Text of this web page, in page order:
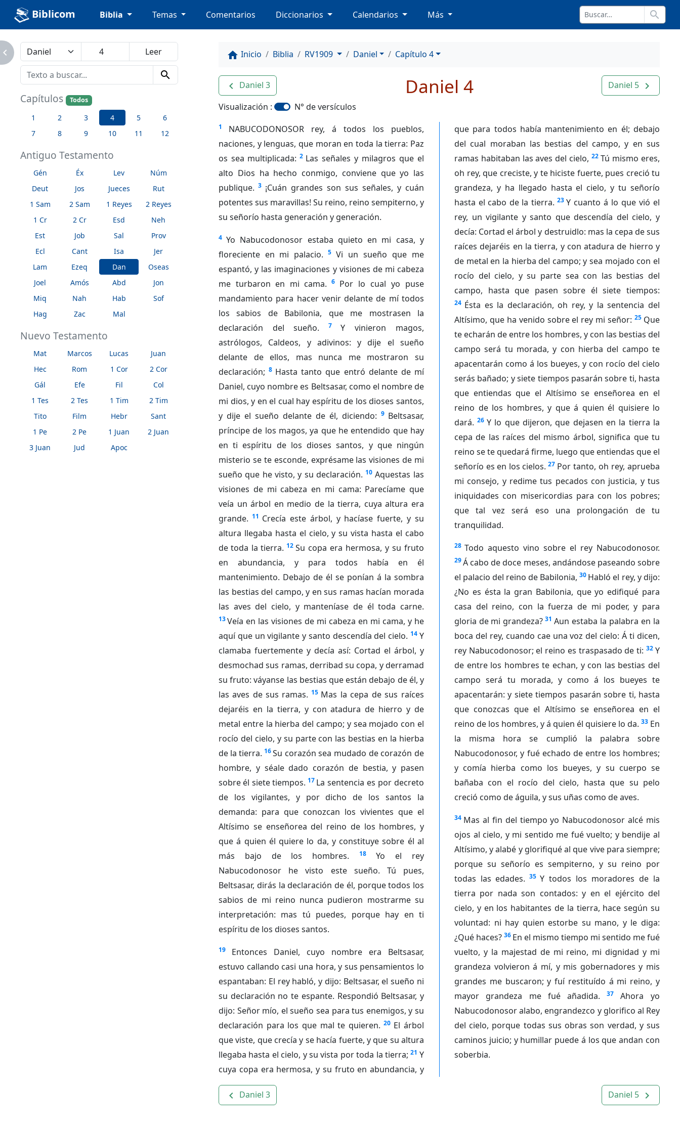
Biblicom Biblia Temas Comentarios Diccionarios Calendarios Más search
search
Capítulos Todos
1 2 3 4 5
6
7
8 9 10 11 12
Antiguo Testamento
Gén Éx Lev
Núm
Deut
Jos Jueces
Rut
1 Sam
2 Sam 1 Reyes
2 Reyes
1 Cr
2 Cr Esd
Neh
Est
Job Sal
Prov
Ecl
Cant Isa
Jer
Lam
Ezeq Dan
Oseas
Joel
Amós Abd
Jon
Miq
Nah Hab
Sof
Hag
Zac Mal
Nuevo Testamento
Mat Marcos Lucas
Juan
Hec
Rom 1 Cor
2 Cor
Gál
Efe Fil
Col
1 Tes
2 Tes 1 Tim
2 Tim
Tito
Film Hebr
Sant
1 Pe
2 Pe 1 Juan
2 Juan
3 Juan
Jud Apoc
home Inicio Biblia RV1909 Daniel Capítulo 4
navigate_before Daniel 3 Daniel 5 navigate_next
Daniel 4
Visualización : N° de versículos
1
NABUCODONOSOR rey, á todos los pueblos,
naciones, y lenguas, que moran en toda la tierra: Paz
os sea multiplicada: 2 Las señales y milagros que el
alto Dios ha hecho conmigo, conviene que yo las
publique. 3 ¡Cuán grandes son sus señales, y cuán
potentes sus maravillas! Su reino, reino sempiterno, y
su señorío hasta generación y generación.
4 Yo Nabucodonosor estaba quieto en mi casa, y
floreciente en mi palacio. 5 Vi un sueño que me
espantó, y las imaginaciones y visiones de mi cabeza
me turbaron en mi cama. 6 Por lo cual yo puse
mandamiento para hacer venir delante de mí todos
los sabios de Babilonia, que me mostrasen la
declaración del sueño.
7
Y vinieron magos,
astrólogos, Caldeos, y adivinos: y dije el sueño
delante de ellos, mas nunca me mostraron su
declaración; 8 Hasta tanto que entró delante de mí
Daniel, cuyo nombre es Beltsasar, como el nombre de
mi dios, y en el cual hay espíritu de los dioses santos,
y dije el sueño delante de él, diciendo: 9 Beltsasar,
príncipe de los magos, ya que he entendido que hay
en ti espíritu de los dioses santos, y que ningún
misterio se te esconde, exprésame las visiones de mi
sueño que he visto, y su declaración. 10 Aquestas las
visiones de mi cabeza en mi cama: Parecíame que
veía un árbol en medio de la tierra, cuya altura era
grande. 11 Crecía este árbol, y hacíase fuerte, y su
altura llegaba hasta el cielo, y su vista hasta el cabo
de toda la tierra. 12 Su copa era hermosa, y su fruto
en abundancia, y para todos había en él
mantenimiento. Debajo de él se ponían á la sombra
las bestias del campo, y en sus ramas hacían morada
las aves del cielo, y manteníase de él toda carne.
13Veía en las visiones de mi cabeza en mi cama, y he
aquí que un vigilante y santo descendía del cielo. 14 Y
clamaba fuertemente y decía así: Cortad el árbol, y
desmochad sus ramas, derribad su copa, y derramad
su fruto: váyanse las bestias que están debajo de él, y
las aves de sus ramas. 15 Mas la cepa de sus raíces
dejaréis en la tierra, y con atadura de hierro y de
metal entre la hierba del campo; y sea mojado con el
rocío del cielo, y su parte con las bestias en la hierba
de la tierra. 16Su corazón sea mudado de corazón de
hombre, y séale dado corazón de bestia, y pasen
sobre él siete tiempos. 17 La sentencia es por decreto
de los vigilantes, y por dicho de los santos la
demanda: para que conozcan los vivientes que el
Altísimo se enseñorea del reino de los hombres, y
que á quien él quiere lo da, y constituye sobre él al
más bajo de los hombres.
18
Yo el rey
Nabucodonosor he visto este sueño. Tú pues,
Beltsasar, dirás la declaración de él, porque todos los
sabios de mi reino nunca pudieron mostrarme su
interpretación: mas tú puedes, porque hay en ti
espíritu de los dioses santos.
19
Entonces Daniel, cuyo nombre era Beltsasar,
estuvo callando casi una hora, y sus pensamientos lo
espantaban: El rey habló, y dijo: Beltsasar, el sueño ni
su declaración no te espante. Respondió Beltsasar, y
dijo: Señor mío, el sueño sea para tus enemigos, y su
declaración para los que mal te quieren. 20 El árbol
que viste, que crecía y se hacía fuerte, y que su altura
llegaba hasta el cielo, y su vista por toda la tierra; 21 Y
cuya copa era hermosa, y su fruto en abundancia, y
que para todos había mantenimiento en él; debajo
del cual moraban las bestias del campo, y en sus
ramas habitaban las aves del cielo, 22 Tú mismo eres,
oh rey, que creciste, y te hiciste fuerte, pues creció tu
grandeza, y ha llegado hasta el cielo, y tu señorío
hasta el cabo de la tierra. 23 Y cuanto á lo que vió el
rey, un vigilante y santo que descendía del cielo, y
decía: Cortad el árbol y destruidlo: mas la cepa de sus
raíces dejaréis en la tierra, y con atadura de hierro y
de metal en la hierba del campo; y sea mojado con el
rocío del cielo, y su parte sea con las bestias del
campo, hasta que pasen sobre él siete tiempos:
24 Ésta es la declaración, oh rey, y la sentencia del
Altísimo, que ha venido sobre el rey mi señor: 25 Que
te echarán de entre los hombres, y con las bestias del
campo será tu morada, y con hierba del campo te
apacentarán como á los bueyes, y con rocío del cielo
serás bañado; y siete tiempos pasarán sobre ti, hasta
que entiendas que el Altísimo se enseñorea en el
reino de los hombres, y que á quien él quisiere lo
dará. 26 Y lo que dijeron, que dejasen en la tierra la
cepa de las raíces del mismo árbol, significa que tu
reino se te quedará firme, luego que entiendas que el
señorío es en los cielos. 27 Por tanto, oh rey, aprueba
mi consejo, y redime tus pecados con justicia, y tus
iniquidades con misericordias para con los pobres;
que tal vez será eso una prolongación de tu
tranquilidad.
28 Todo aquesto vino sobre el rey Nabucodonosor.
29Á cabo de doce meses, andándose paseando sobre
el palacio del reino de Babilonia, 30 Habló el rey, y dijo:
¿No es ésta la gran Babilonia, que yo edifiqué para
casa del reino, con la fuerza de mi poder, y para
gloria de mi grandeza? 31 Aun estaba la palabra en la
boca del rey, cuando cae una voz del cielo: Á ti dicen,
rey Nabucodonosor; el reino es traspasado de ti: 32 Y
de entre los hombres te echan, y con las bestias del
campo será tu morada, y como á los bueyes te
apacentarán: y siete tiempos pasarán sobre ti, hasta
que conozcas que el Altísimo se enseñorea en el
reino de los hombres, y á quien él quisiere lo da. 33 En
la misma hora se cumplió la palabra sobre
Nabucodonosor, y fué echado de entre los hombres;
y comía hierba como los bueyes, y su cuerpo se
bañaba con el rocío del cielo, hasta que su pelo
creció como de águila, y sus uñas como de aves.
34 Mas al fin del tiempo yo Nabucodonosor alcé mis
ojos al cielo, y mi sentido me fué vuelto; y bendije al
Altísimo, y alabé y glorifiqué al que vive para siempre;
porque su señorío es sempiterno, y su reino por
todas las edades. 35 Y todos los moradores de la
tierra por nada son contados: y en el ejército del
cielo, y en los habitantes de la tierra, hace según su
voluntad: ni hay quien estorbe su mano, y le diga:
¿Qué haces? 36 En el mismo tiempo mi sentido me fué
vuelto, y la majestad de mi reino, mi dignidad y mi
grandeza volvieron á mí, y mis gobernadores y mis
grandes me buscaron; y fuí restituído á mi reino, y
mayor grandeza me fué añadida.
37
Ahora yo
Nabucodonosor alabo, engrandezco y glorifico al Rey
del cielo, porque todas sus obras son verdad, y sus
caminos juicio; y humillar puede á los que andan con
soberbia.
navigate_before Daniel 3 Daniel 5 navigate_next